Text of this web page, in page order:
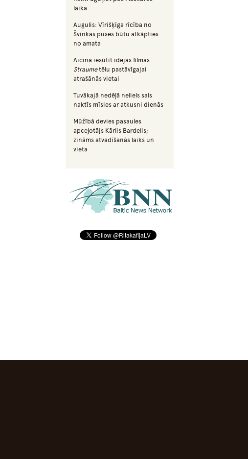
laika
Augulis: Vīrišķīga rīcība no
Švinkas puses būtu atkāpties
no amata
Aicina iesūtīt idejas filmas
Straumetēlu pastāvīgajai
atrašānās vietai
Tuvākajā nedēļā neliels sals
naktīs mīsies ar atkusni dienās
Mūžībā devies pasaules
apceļotājs Kārlis Bardelis;
zināms atvadīšanās laiks un
vieta